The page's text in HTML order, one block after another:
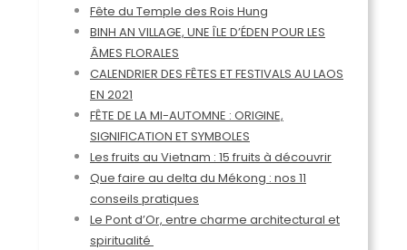
Fête du Temple des Rois Hung
BINH AN VILLAGE, UNE ÎLE D’ÉDEN POUR LES
ÂMES FLORALES
CALENDRIER DES FÊTES ET FESTIVALS AU LAOS
EN 2021
FÊTE DE LA MI-AUTOMNE : ORIGINE,
SIGNIFICATION ET SYMBOLES
Les fruits au Vietnam : 15 fruits à découvrir
Que faire au delta du Mékong : nos 11
conseils pratiques
Le Pont d’Or, entre charme architectural et
spiritualité